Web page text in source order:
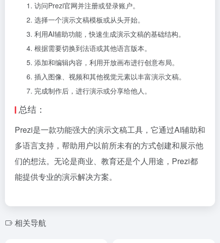
访问Prezi官网并注册或登录账户。
选择一个演示文稿模板或从头开始。
利用AI辅助功能，快速生成演示文稿的基础结构。
根据需要切换到法语或其他语言版本。
添加和编辑内容，利用开放画布进行创意布局。
插入图像、视频和其他视觉元素以丰富演示文稿。
完成制作后，进行演示或分享给他人。
总结：
Prezi是一款功能强大的演示文稿工具，它通过AI辅助和
多语言支持，帮助用户以前所未有的方式创建和展示他
们的想法。无论是商业、教育还是个人用途，Prezi都
能提供专业的演示解决方案。
相关导航